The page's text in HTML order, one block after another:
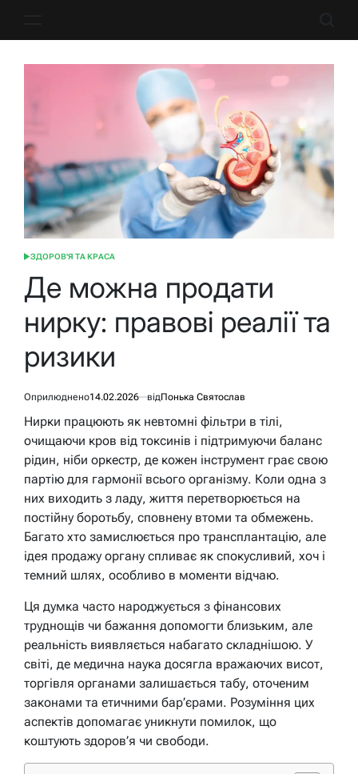
ОПУБЛІКУВАТИ
ЗДОРОВ'Я ТА КРАСА
Де можна продати
нирку: правові реалії та
ризики
Оприлюднено14.02.2026 відПонька Святослав
Нирки працюють як невтомні фільтри в тілі,
очищаючи кров від токсинів і підтримуючи баланс
рідин, ніби оркестр, де кожен інструмент грає свою
партію для гармонії всього організму. Коли одна з
них виходить з ладу, життя перетворюється на
постійну боротьбу, сповнену втоми та обмежень.
Багато хто замислюється про трансплантацію, але
ідея продажу органу спливає як спокусливий, хоч і
темний шлях, особливо в моменти відчаю.
Ця думка часто народжується з фінансових
труднощів чи бажання допомогти близьким, але
реальність виявляється набагато складнішою. У
світі, де медична наука досягла вражаючих висот,
торгівля органами залишається табу, оточеним
законами та етичними бар’єрами. Розуміння цих
аспектів допомагає уникнути помилок, що
коштують здоров’я чи свободи.